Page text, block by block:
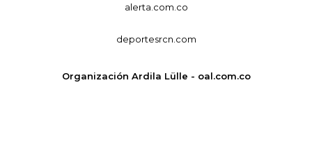
alerta.com.co
deportesrcn.com
Organización Ardila Lülle - oal.com.co